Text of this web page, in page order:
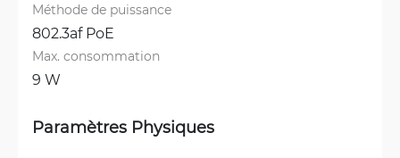
Méthode de puissance
802.3af PoE
Max. consommation
9 W
Paramètres Physiques